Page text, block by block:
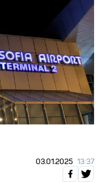
03.01.2025 13:37